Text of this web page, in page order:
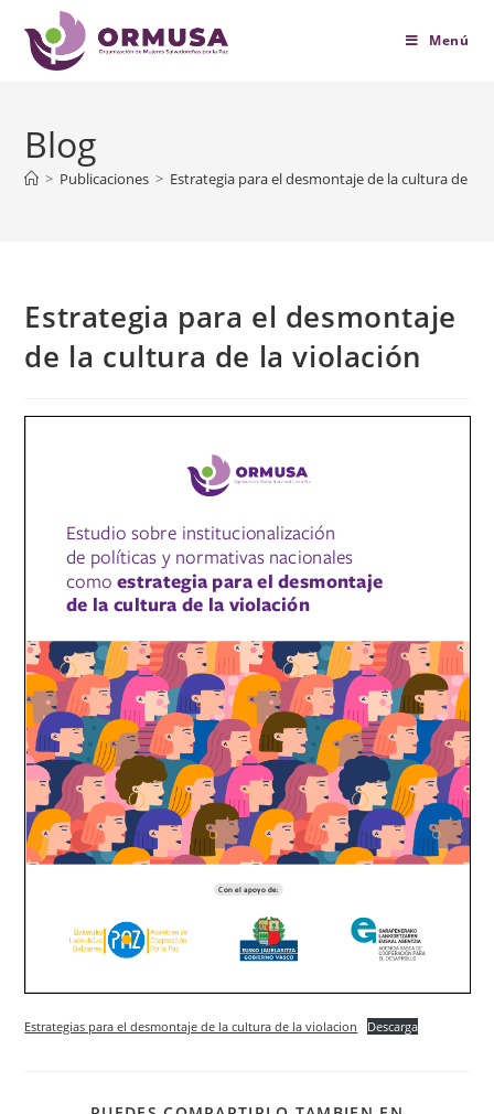
contenido
Menú
Blog
> Publicaciones > Estrategia para el desmontaje de la cultura de la
Estrategia para el desmontaje
de la cultura de la violación
Estrategias para el desmontaje de la cultura de la violacion Descarga